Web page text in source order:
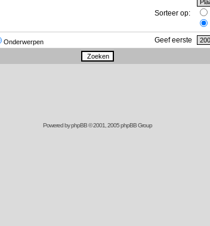
Sorteer op:
Onderwerpen Geef eerste
Powered byphpBB© 2001, 2005 phpBB Group